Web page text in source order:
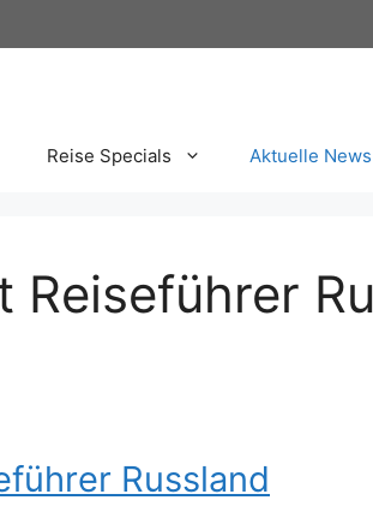
Reise Specials Aktuelle News
Reiseführer
Russland